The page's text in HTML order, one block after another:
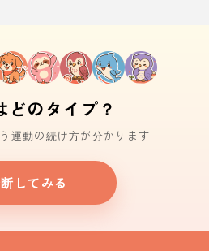
どのタイプ？
運動の続け方が分かります
してみる